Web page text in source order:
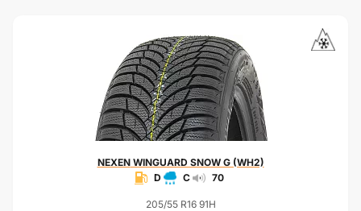
NEXENWINGUARD SNOW G (WH2)
D
C 70
205/55 R16 91H